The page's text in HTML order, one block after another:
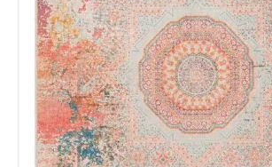
Recibir mi oferta